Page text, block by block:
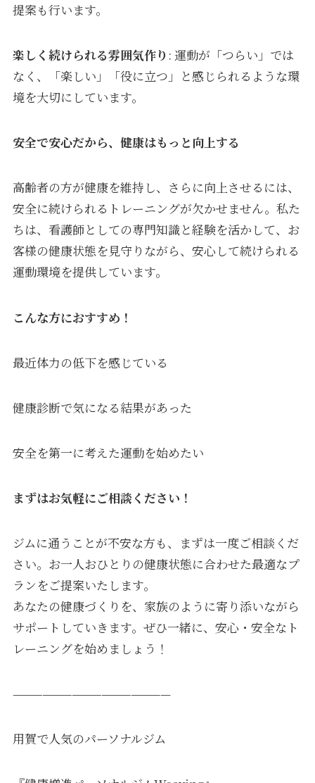
提案も行います。
楽しく続けられる雰囲気作り : 運動が「つらい」では
なく、「楽しい」「役に立つ」と感じられるような環
境を大切にしています。
安全で安心だから、健康はもっと向上する
高齢者の方が健康を維持し、さらに向上させるには、
安全に続けられるトレーニングが欠かせません。私た
ちは、看護師としての専門知識と経験を活かして、お
客様の健康状態を見守りながら、安心して続けられる
運動環境を提供しています。
こんな方におすすめ！
最近体力の低下を感じている
健康診断で気になる結果があった
安全を第一に考えた運動を始めたい
まずはお気軽にご相談ください！
ジムに通うことが不安な方も、まずは一度ご相談くだ
さい。お一人おひとりの健康状態に合わせた最適なプ
ランをご提案いたします。
あなたの健康づくりを、家族のように寄り添いながら
サポートしていきます。ぜひ一緒に、安心・安全なト
レーニングを始めましょう！
————————————————
用賀で人気のパーソナルジム